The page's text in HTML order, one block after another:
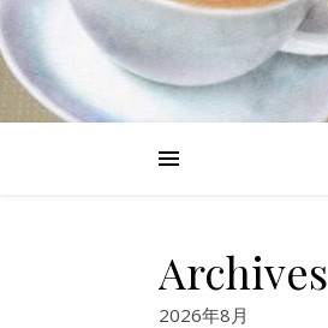
Archives
2026年8月